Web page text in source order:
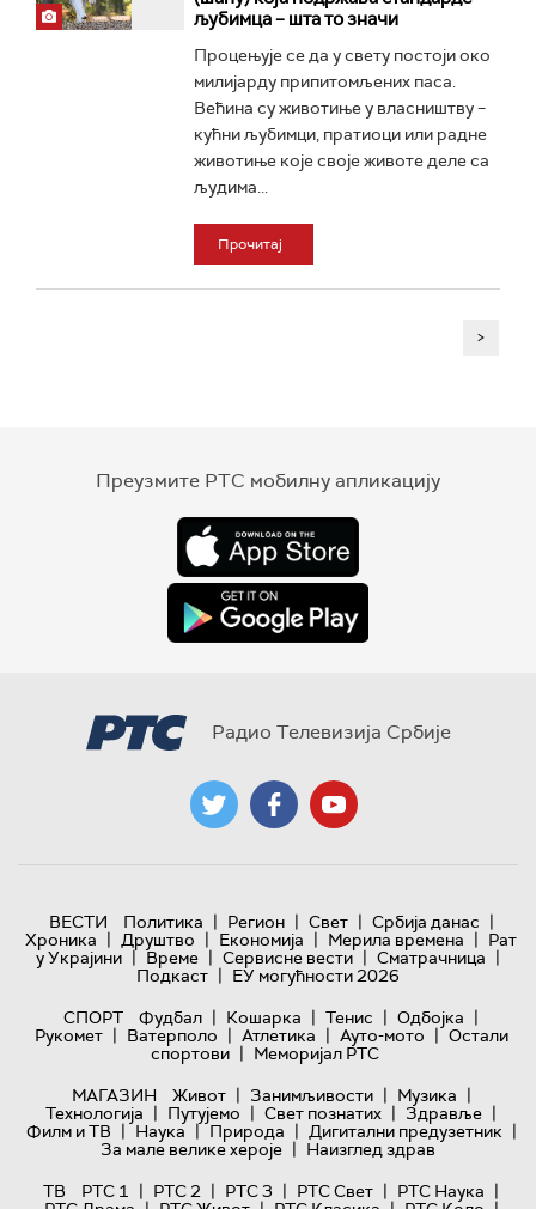
љубимца – шта то значи
Процењује се да у свету постоји окo
милијарду припитомљених паса.
Већина су животиње у власништву –
кућни љубимци, пратиоци или радне
животиње које своје животе деле са
људима...
Прочитај
>
Преузмите РТС мобилну апликацију
Радио Телевизија Србије
ВЕСТИ Политика | Регион | Свет | Србија данас |
Хроника | Друштво | Економија | Мерила времена | Рат
у Украјини | Време | Сервисне вести | Сматрачница |
Подкаст | ЕУ могућности 2026
СПОРТ
Фудбал | Кошарка | Тенис | Одбојка |
Рукомет | Ватерполо | Атлетика | Ауто-мото | Остали
спортови | Меморијал РТС
МАГАЗИН
Живот | Занимљивости | Музика |
Технологијa | Путујемо | Свет познатих | Здравље |
Филм и ТВ | Наука | Природа | Дигитални предузетник |
За мале велике хероје | Наизглед здрав
ТВ
РТС 1 | РТС 2 | РТС 3 | РТС Свет | РТС Наука |